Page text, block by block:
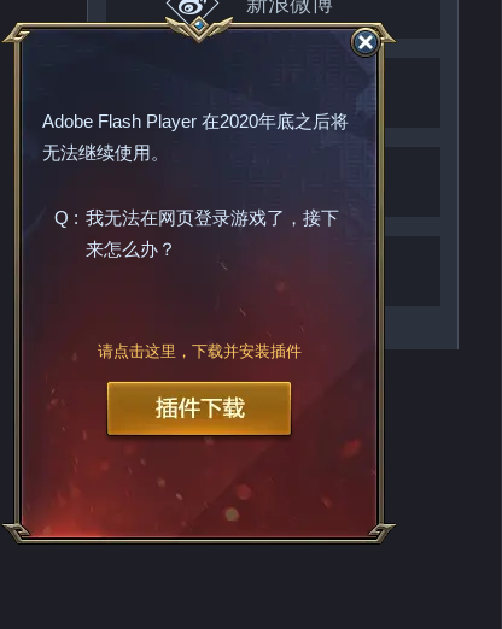
Adobe Flash Player 在2020年底之后将
无法继续使用。
Q : 我无法在网页登录游戏了，接下
来怎么办？
请点击这里，下载并安装插件